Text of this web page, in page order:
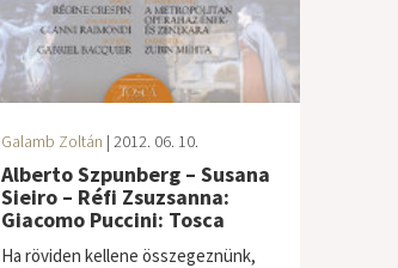
Galamb Zoltán | 2012. 06. 10.
Alberto Szpunberg – Susana
Sieiro – Réfi Zsuzsanna:
Giacomo Puccini: Tosca
Ha röviden kellene összegeznünk,